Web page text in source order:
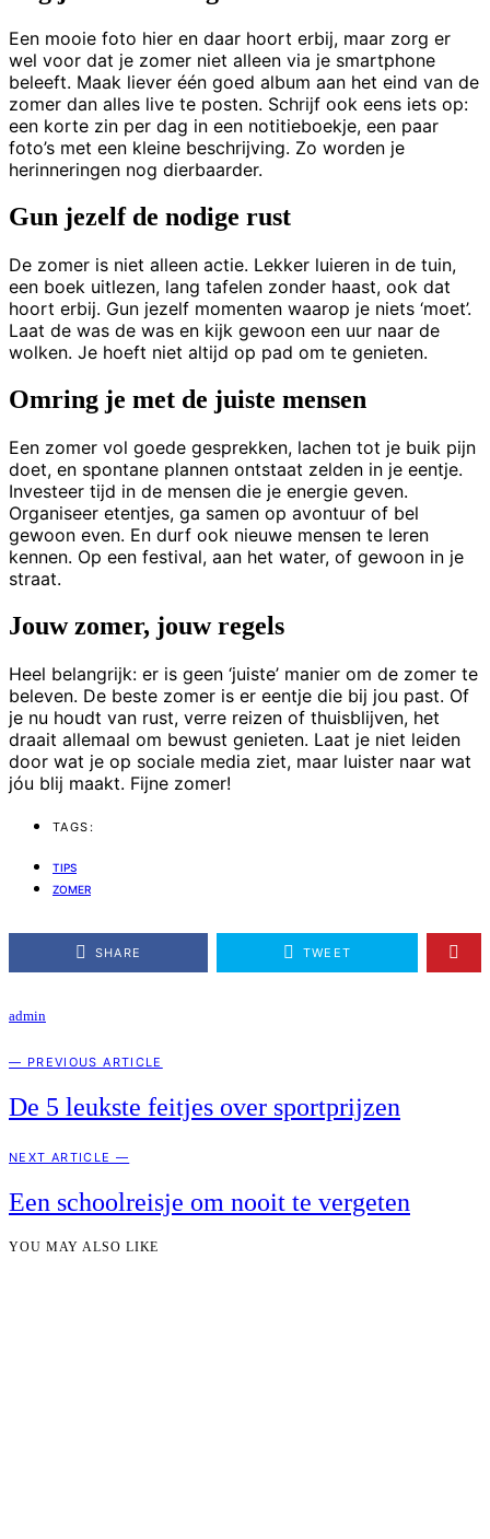
Een mooie foto hier en daar hoort erbij, maar zorg er
wel voor dat je zomer niet alleen via je smartphone
beleeft. Maak liever één goed album aan het eind van de
zomer dan alles live te posten. Schrijf ook eens iets op:
een korte zin per dag in een notitieboekje, een paar
foto’s met een kleine beschrijving. Zo worden je
herinneringen nog dierbaarder.
Gun jezelf de nodige rust
De zomer is niet alleen actie. Lekker luieren in de tuin,
een boek uitlezen, lang tafelen zonder haast, ook dat
hoort erbij. Gun jezelf momenten waarop je niets ‘moet’.
Laat de was de was en kijk gewoon een uur naar de
wolken. Je hoeft niet altijd op pad om te genieten.
Omring je met de juiste mensen
Een zomer vol goede gesprekken, lachen tot je buik pijn
doet, en spontane plannen ontstaat zelden in je eentje.
Investeer tijd in de mensen die je energie geven.
Organiseer etentjes, ga samen op avontuur of bel
gewoon even. En durf ook nieuwe mensen te leren
kennen. Op een festival, aan het water, of gewoon in je
straat.
Jouw zomer, jouw regels
Heel belangrijk: er is geen ‘juiste’ manier om de zomer te
beleven. De beste zomer is er eentje die bij jou past. Of
je nu houdt van rust, verre reizen of thuisblijven, het
draait allemaal om bewust genieten. Laat je niet leiden
door wat je op sociale media ziet, maar luister naar wat
jóu blij maakt. Fijne zomer!
TAGS:
TIPS
ZOMER
SHARE TWEET
admin
— PREVIOUS ARTICLE
De 5 leukste feitjes over sportprijzen
NEXT ARTICLE —
Een schoolreisje om nooit te vergeten
YOU MAY ALSO LIKE